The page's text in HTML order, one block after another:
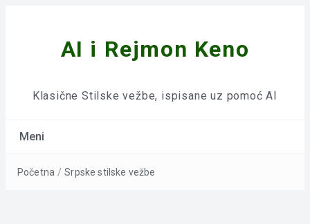
AI i Rejmon Keno
Klasične Stilske vežbe, ispisane uz pomoć AI
Meni
Početna / Srpske stilske vežbe